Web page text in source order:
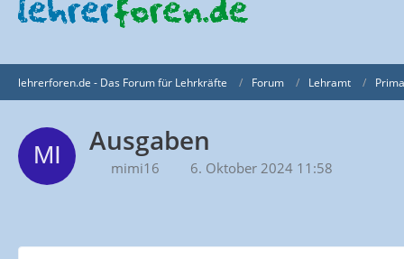
lehrerforen.de - Das Forum für Lehrkräfte Forum Lehramt
Ausgaben
mimi16 6. Oktober 2024 11:58